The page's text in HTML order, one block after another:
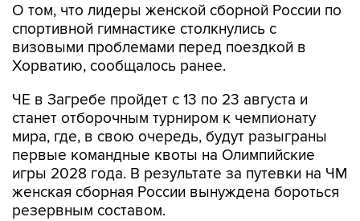
О том, что лидеры женской сборной России по
спортивной гимнастике столкнулись с
визовыми проблемами перед поездкой в
Хорватию, сообщалось ранее.
ЧЕ в Загребе пройдет с 13 по 23 августа и
станет отборочным турниром к чемпионату
мира, где, в свою очередь, будут разыграны
первые командные квоты на Олимпийские
игры 2028 года. В результате за путевки на ЧМ
женская сборная России вынуждена бороться
резервным составом.